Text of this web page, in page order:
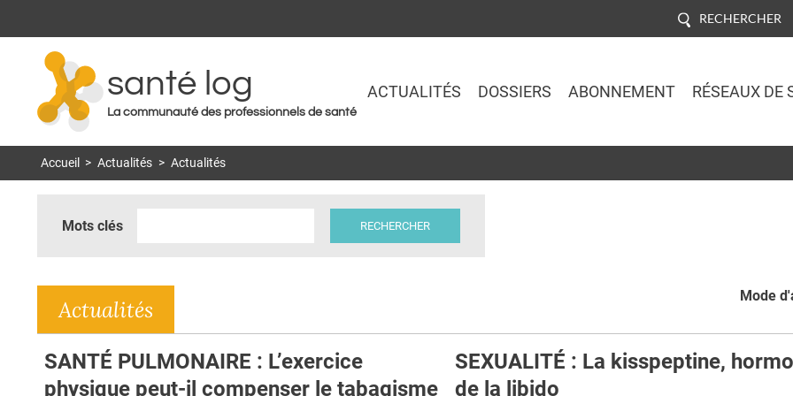
RECHERCHER
santé log
La communauté des professionnels de santé
ACTUALITÉS DOSSIERS ABONNEMENT RÉSEAUX DE
Accueil > Actualités > Actualités
Mots clés
Mode
Actualités
SANTÉ PULMONAIRE : L’exercice
physique peut-il compenser le tabagisme
SEXUALITÉ : La kisspeptine,
de la libido